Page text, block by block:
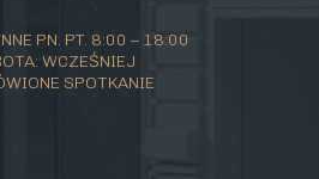
PN. PT. 8:00 – 18:00
WCZEŚNIEJ
SPOTKANIE